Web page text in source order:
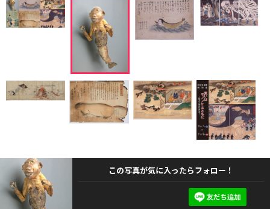
この写真が気に入ったらフォロー！